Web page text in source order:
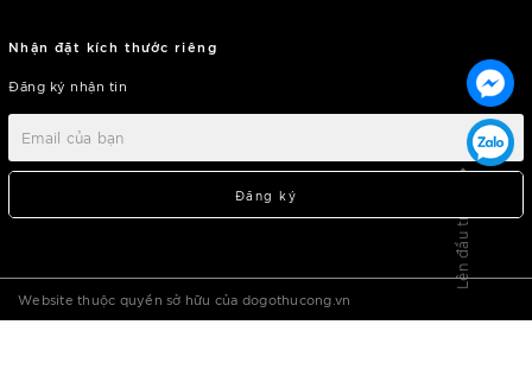
Nhận đặt kích thước riêng
Đăng ký nhận tin
Đăng ký
Website thuộc quyền sở hữu của dogothucong.vn
Lên đầu trang